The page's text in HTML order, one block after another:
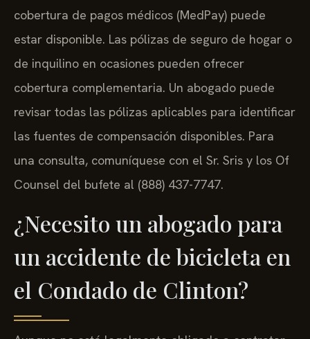
cobertura de pagos médicos (MedPay) puede
estar disponible. Las pólizas de seguro de hogar o
de inquilino en ocasiones pueden ofrecer
cobertura complementaria. Un abogado puede
revisar todas las pólizas aplicables para identificar
las fuentes de compensación disponibles. Para
una consulta, comuníquese con el Sr. Sris y los Of
Counsel del bufete al (888) 437-7747.
¿Necesito un abogado para
un accidente de bicicleta en
el Condado de Clinton?